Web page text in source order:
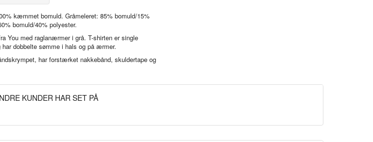
kæmmet bomuld. Gråmeleret: 85% bomuld/15%
bomuld/40% polyester.
You med raglanærmer i grå. T-shirten er single
dobbelte sømme i hals og på ærmer.
har forstærket nakkebånd, skuldertape og
KUNDER HAR SET PÅ